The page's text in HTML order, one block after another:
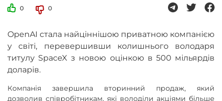
0
0
OpenAI стала найціннішою приватною компанією
у світі, перевершивши колишнього володаря
титулу SpaceX з новою оцінкою в 500 мільярдів
доларів.
Компанія завершила вторинний продаж, який
дозволив співробітникам, які володіли акціями більше